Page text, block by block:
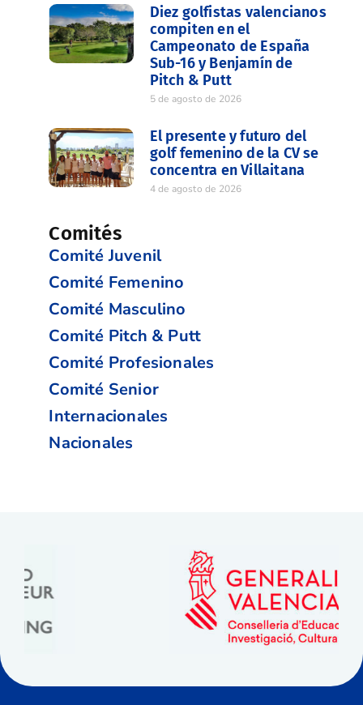
Diez golfistas valencianos
compiten en el
Campeonato de España
Sub-16 y Benjamín de
Pitch & Putt
5 de agosto de 2026
El presente y futuro del
golf femenino de la CV se
concentra en Villaitana
4 de agosto de 2026
Comités
Comité Juvenil
Comité Femenino
Comité Masculino
Comité Pitch & Putt
Comité Profesionales
Comité Senior
Internacionales
Nacionales